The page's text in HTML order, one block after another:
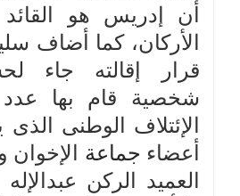
أن إدريس هو القائد
الأركان، كما أضاف
قرار إقالته جاء
شخصية قام بها
الإئتلاف الوطنى
أعضاء جماعة الإخوان
العميد الركن